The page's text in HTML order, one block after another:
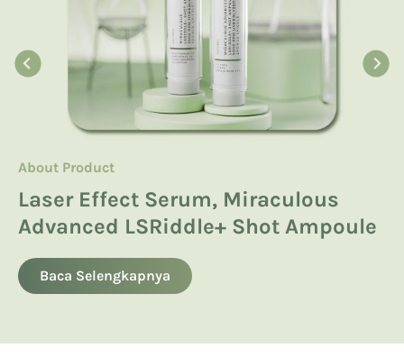
About Product
Laser Effect Serum, Miraculous
Advanced LSRiddle+ Shot Ampoule
Baca Selengkapnya
Hyaluronic Acid
Kandungan Skincare yang Boleh
dan Tidak Boleh untuk Ibu Hamil
Baca Selengkapnya
Manfaatkan Spikula, Inilah Avoskin
Miraculous LSRiddle+ Shot
Ampoule
Baca Selengkapnya
Product Knowledge
13 List Produk Avoskin Terbaik dan
Terlaris